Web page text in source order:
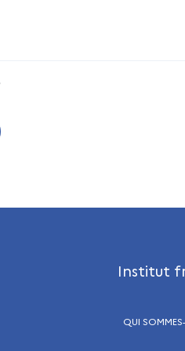
Institut
QUI